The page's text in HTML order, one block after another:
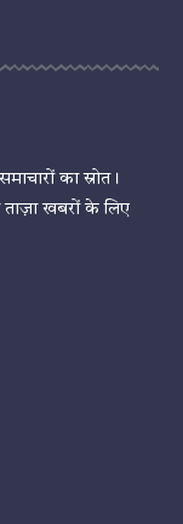
का स्रोत।
खबरों के लिए